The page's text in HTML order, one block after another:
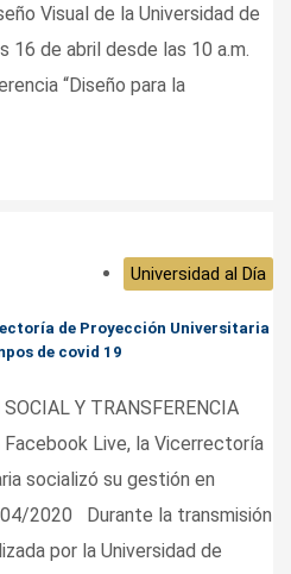
Visual de la Universidad de
16 de abril desde las 10 a.m.
“Diseño para la
Universidad al Día
de Proyección Universitaria
de covid 19
Y TRANSFERENCIA
Facebook Live, la Vicerrectoría
socializó su gestión en
2020 Durante la transmisión
por la Universidad de